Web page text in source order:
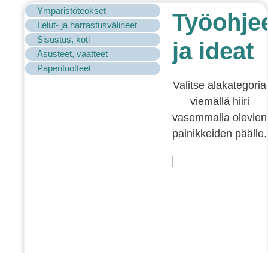
Ymparistöteokset
Lelut- ja harrastusvälineet
Sisustus, koti
Asusteet, vaatteet
Paperituotteet
ja ideat
Valitse alakategoria
viemällä hiiri
vasemmalla olevien
painikkeiden päälle.